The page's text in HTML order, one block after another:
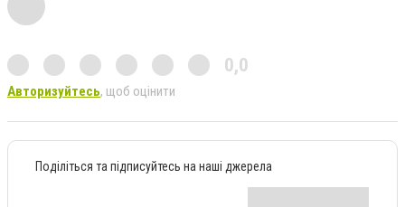
0,0
Авторизуйтесь, щоб оцінити
Поділіться та підписуйтесь на наші джерела